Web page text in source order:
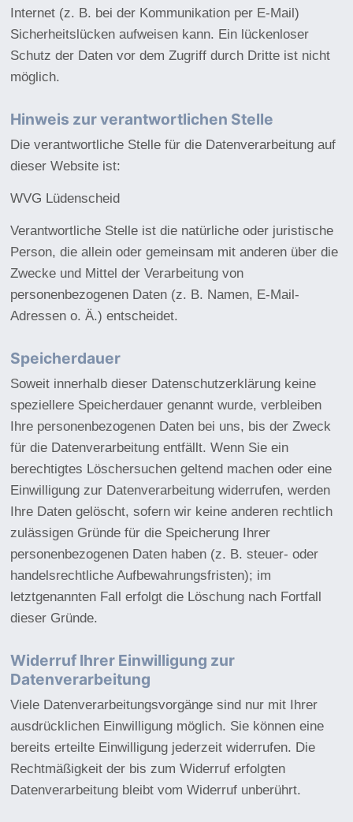
Internet (z. B. bei der Kommunikation per E-Mail)
Sicherheitslücken aufweisen kann. Ein lückenloser
Schutz der Daten vor dem Zugriff durch Dritte ist nicht
möglich.
Hinweis zur verantwortlichen Stelle
Die verantwortliche Stelle für die Datenverarbeitung auf
dieser Website ist:
WVG Lüdenscheid
Verantwortliche Stelle ist die natürliche oder juristische
Person, die allein oder gemeinsam mit anderen über die
Zwecke und Mittel der Verarbeitung von
personenbezogenen Daten (z. B. Namen, E-Mail-
Adressen o. Ä.) entscheidet.
Speicherdauer
Soweit innerhalb dieser Datenschutzerklärung keine
speziellere Speicherdauer genannt wurde, verbleiben
Ihre personenbezogenen Daten bei uns, bis der Zweck
für die Datenverarbeitung entfällt. Wenn Sie ein
berechtigtes Löschersuchen geltend machen oder eine
Einwilligung zur Datenverarbeitung widerrufen, werden
Ihre Daten gelöscht, sofern wir keine anderen rechtlich
zulässigen Gründe für die Speicherung Ihrer
personenbezogenen Daten haben (z. B. steuer- oder
handelsrechtliche Aufbewahrungsfristen); im
letztgenannten Fall erfolgt die Löschung nach Fortfall
dieser Gründe.
Widerruf Ihrer Einwilligung zur
Datenverarbeitung
Viele Datenverarbeitungsvorgänge sind nur mit Ihrer
ausdrücklichen Einwilligung möglich. Sie können eine
bereits erteilte Einwilligung jederzeit widerrufen. Die
Rechtmäßigkeit der bis zum Widerruf erfolgten
Datenverarbeitung bleibt vom Widerruf unberührt.